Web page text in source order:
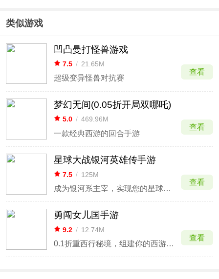
局送裂空
座)
类似游戏
凹凸曼打怪兽游戏
7.5 / 21.65M
超级变异怪兽对抗赛
查看
梦幻无间(0.05折开局双哪吒)
5.0 / 469.96M
一款经典西游的回合手游
查看
星球大战银河英雄传手游
7.5 / 125M
成为银河系主宰，实现您的星球大战梦想！
查看
勇闯女儿国手游
9.2 / 12.74M
0.1折重西行秘境，组建你的西游天团
查看